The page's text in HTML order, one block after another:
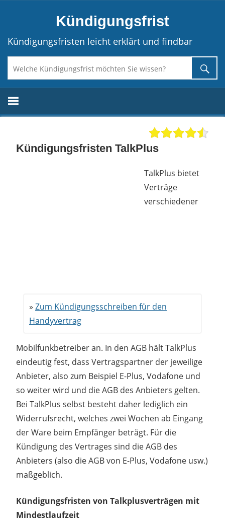
Kündigungsfrist
Kündigungsfristen leicht erklärt und findbar
Kündigungsfristen TalkPlus
Zum Kündigungsschreiben für den
Handyvertrag
TalkPlus bietet
Verträge
verschiedener
Mobilfunkbetreiber an. In den AGB hält TalkPlus
eindeutig fest, dass Vertragspartner der jeweilige
Anbieter, also zum Beispiel E-Plus, Vodafone und
so weiter wird und die AGB des Anbieters gelten.
Bei TalkPlus selbst besteht daher lediglich ein
Widerrufsrecht, welches zwei Wochen ab Eingang
der Ware beim Empfänger beträgt. Für die
Kündigung des Vertrages sind die AGB des
Anbieters (also die AGB von E-Plus, Vodafone usw.)
maßgeblich.
Kündigungsfristen von Talkplusverträgen mit
Mindestlaufzeit